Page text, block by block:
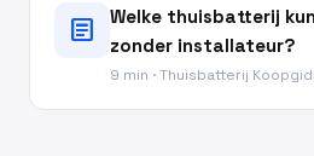
article
Welke thuisbatterij
zonder installateur?
9 min · Thuisbatterij